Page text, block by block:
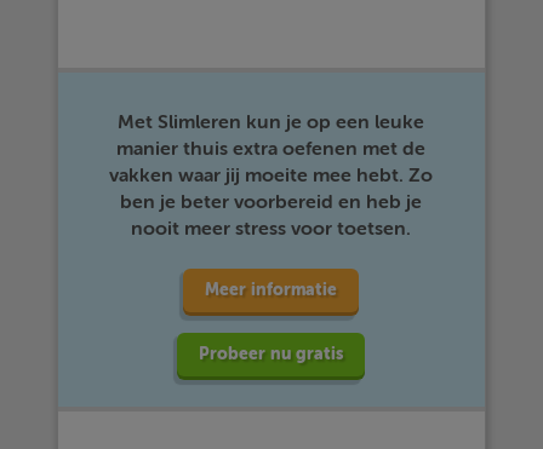
Met Slimleren kun je op een leuke
manier thuis extra oefenen met de
vakken waar jij moeite mee hebt. Zo
ben je beter voorbereid en heb je
nooit meer stress voor toetsen.
Meer informatie
Probeer nu gratis